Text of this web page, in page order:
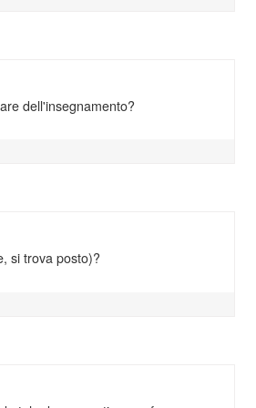
dell'insegnamento?
si trova posto)?